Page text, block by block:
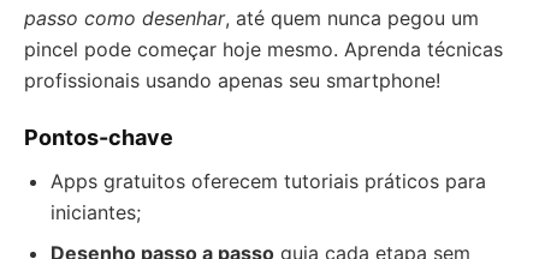
passo como desenhar, até quem nunca pegou um
pincel pode começar hoje mesmo. Aprenda técnicas
profissionais usando apenas seu smartphone!
Pontos-chave
Apps gratuitos oferecem tutoriais práticos para
iniciantes;
Desenho passo a passo guia cada etapa sem